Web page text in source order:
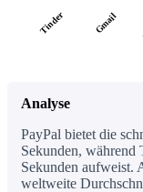
Tinder Gmail
Analyse
PayPal bietet die
Sekunden, während
Sekunden aufweist.
weltweite